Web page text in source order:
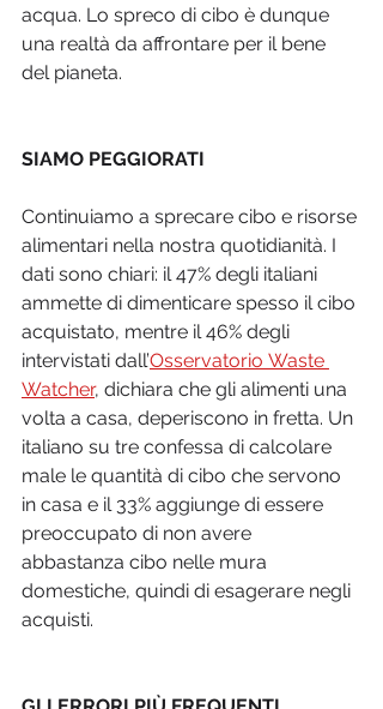
acqua. Lo spreco di cibo è dunque
una realtà da affrontare per il bene
del pianeta.
SIAMO PEGGIORATI
Continuiamo a sprecare cibo e risorse
alimentari nella nostra quotidianità. I
dati sono chiari: il 47% degli italiani
ammette di dimenticare spesso il cibo
acquistato, mentre il 46% degli
intervistati dall’Osservatorio Waste
Watcher, dichiara che gli alimenti una
volta a casa, deperiscono in fretta. Un
italiano su tre confessa di calcolare
male le quantità di cibo che servono
in casa e il 33% aggiunge di essere
preoccupato di non avere
abbastanza cibo nelle mura
domestiche, quindi di esagerare negli
acquisti.